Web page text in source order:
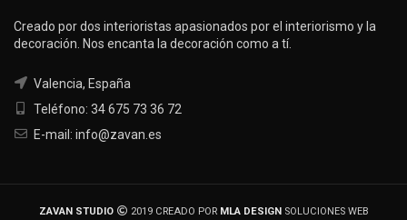
Creado por dos interioristas apasionados por el interiorismo y la
decoración. Nos encanta la decoración como a tí.
Valencia, España
Teléfono: 34 675 73 36 72
E-mail: info@zavan.es
ZAVAN STUDIO 2019 CREADO POR MLA DESIGNSOLUCIONES WEB